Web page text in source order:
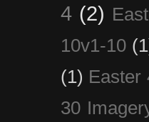
4 (2)
10v1-10
(1) Easter
30